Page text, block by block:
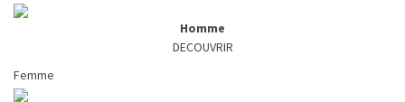
Homme
DECOUVRIR
Femme